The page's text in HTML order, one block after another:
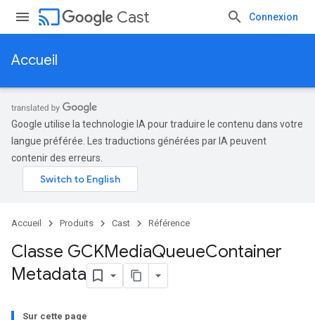
cast Cast Connexion
Accueil
Google utilise la technologie IA pour traduire le contenu dans votre
langue préférée. Les traductions générées par IA peuvent
contenir des erreurs.
Accueil Produits Cast Référence
Classe GCKMediaQueueContainer
Metadata
Sur cette page